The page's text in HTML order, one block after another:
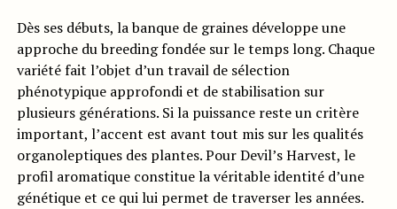
Dès ses débuts, la banque de graines développe une
approche du breeding fondée sur le temps long. Chaque
variété fait l’objet d’un travail de sélection
phénotypique approfondi et de stabilisation sur
plusieurs générations. Si la puissance reste un critère
important, l’accent est avant tout mis sur les qualités
organoleptiques des plantes. Pour Devil’s Harvest, le
profil aromatique constitue la véritable identité d’une
génétique et ce qui lui permet de traverser les années.